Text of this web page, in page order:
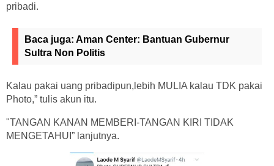
pribadi.
Baca juga: Aman Center: Bantuan Gubernur
Sultra Non Politis
Kalau pakai uang pribadipun,lebih MULIA kalau TDK pakai
Photo,” tulis akun itu.
"TANGAN KANAN MEMBERI-TANGAN KIRI TIDAK
MENGETAHUI” lanjutnya.